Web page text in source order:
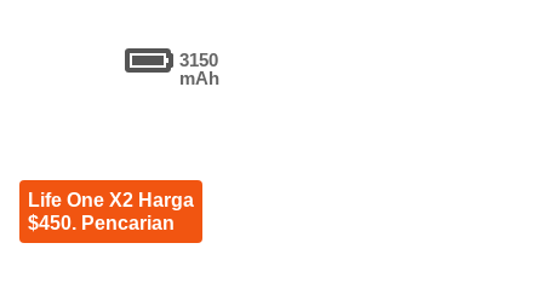
3150
mAh
Life One X2 Harga
$450. Pencarian